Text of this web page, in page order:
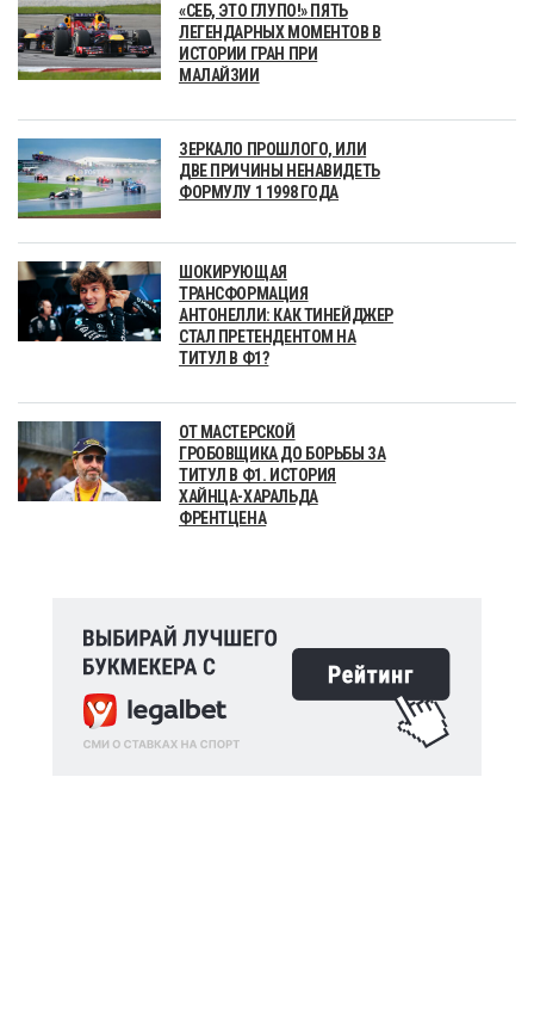
«СЕБ, ЭТО ГЛУПО!» ПЯТЬ
ЛЕГЕНДАРНЫХ МОМЕНТОВ В
ИСТОРИИ ГРАН ПРИ
МАЛАЙЗИИ
ЗЕРКАЛО ПРОШЛОГО, ИЛИ
ДВЕ ПРИЧИНЫ НЕНАВИДЕТЬ
ФОРМУЛУ 1 1998 ГОДА
ШОКИРУЮЩАЯ
ТРАНСФОРМАЦИЯ
АНТОНЕЛЛИ: КАК ТИНЕЙДЖЕР
СТАЛ ПРЕТЕНДЕНТОМ НА
ТИТУЛ В Ф1?
ОТ МАСТЕРСКОЙ
ГРОБОВЩИКА ДО БОРЬБЫ ЗА
ТИТУЛ В Ф1. ИСТОРИЯ
ХАЙНЦА-ХАРАЛЬДА
ФРЕНТЦЕНА